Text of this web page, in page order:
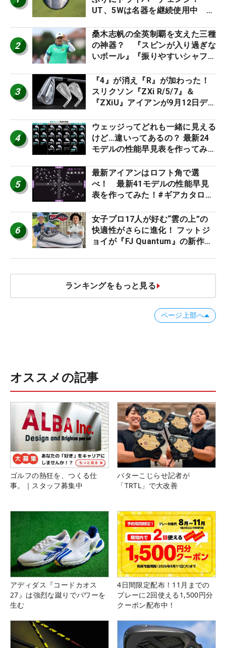
UT、5Wは名器を継続使用中 #
2
桑木志帆の全英制覇を支えた三種
の神器？ 『スピンが入り過ぎな
いボール』『振りやすいシャフ
ー』 #女子プロセッティング
3
『4』が消え『R』が加わった！
スリクソン『ZXi R/5/7』＆
『ZXiU』アイアンが9月12日デ
4
ウェッジってどれも一緒に見える
けど…違いってあるの？ 最新24
モデルの性能早見表を作ってみ
5
最新アイアンはロフト角で選
べ！ 最新41モデルの性能早見
表を作ってみた！#ギアカタログ
6
女子プロ17人が好む“雲の上”の
快適性がさらに進化！ フットジ
ョイが『FJ Quantum』の新作を
ランキングをもっと見る
ページ上部へ
オススメの記事
ゴルフの熱狂を、つくる仕
事。｜スタッフ募集中
パターこじらせ記者が
「TRTL」で大改善
アディダス『コードカオス
27』は強烈な蹴りでパワーを
生む
4日間限定配布！11月までの
プレーに2回使える1,500円分
クーポン配布中！